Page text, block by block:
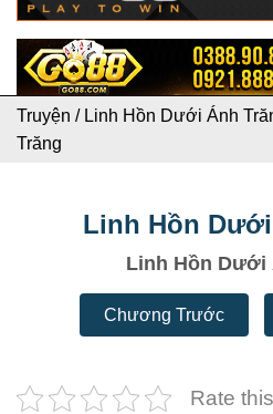
Truyện / Linh Hồn Dưới Ánh
Trăng
Linh Hồn
Linh Hồn Dưới
Chương Trước
Rate